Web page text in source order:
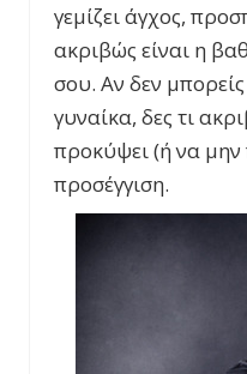
γεμίζει άγχος,
ακριβώς είναι η
σου. Αν δεν
γυναίκα, δες τι
προκύψει (ή να
προσέγγιση.